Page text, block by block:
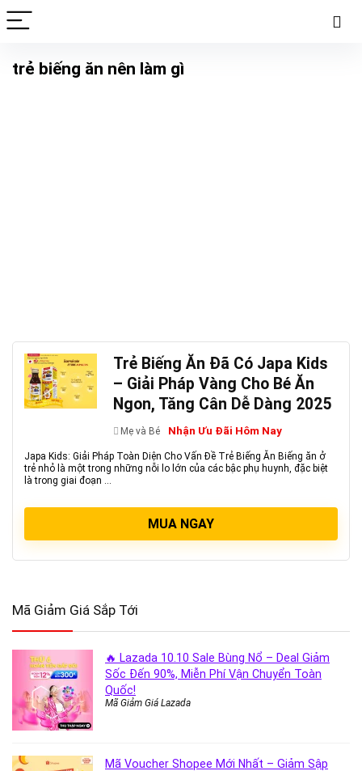
trẻ biếng ăn nên làm gì
Trẻ Biếng Ăn Đã Có Japa Kids
– Giải Pháp Vàng Cho Bé Ăn
Ngon, Tăng Cân Dễ Dàng 2025
Mẹ và Bé Nhận Ưu Đãi Hôm Nay
Japa Kids: Giải Pháp Toàn Diện Cho Vấn Đề Trẻ Biếng Ăn Biếng ăn ở
trẻ nhỏ là một trong những nỗi lo lớn của các bậc phụ huynh, đặc biệt
là trong giai đoạn ...
MUA NGAY
Mã Giảm Giá Sắp Tới
🔥 Lazada 10.10 Sale Bùng Nổ – Deal Giảm
Sốc Đến 90%, Miễn Phí Vận Chuyển Toàn
Quốc!
Mã Giảm Giá Lazada
Mã Voucher Shopee Mới Nhất – Giảm Sập